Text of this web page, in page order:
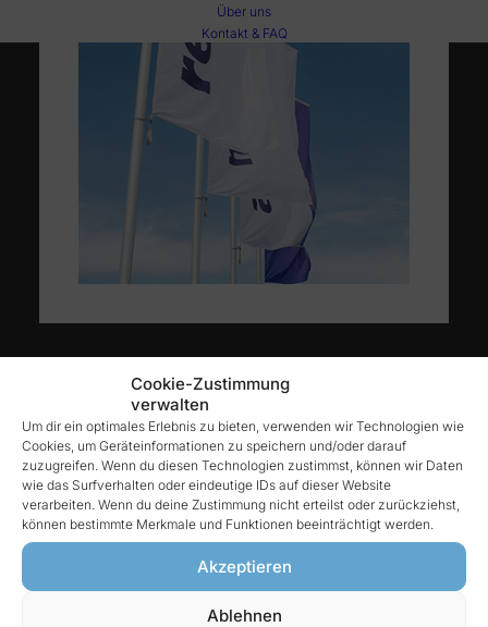
Cookie-Zustimmung
verwalten
Um dir ein optimales Erlebnis zu bieten, verwenden wir Technologien wie
Cookies, um Geräteinformationen zu speichern und/oder darauf
zuzugreifen. Wenn du diesen Technologien zustimmst, können wir Daten
wie das Surfverhalten oder eindeutige IDs auf dieser Website
verarbeiten. Wenn du deine Zustimmung nicht erteilst oder zurückziehst,
können bestimmte Merkmale und Funktionen beeinträchtigt werden.
Akzeptieren
Ablehnen
Über uns
Kontakt & FAQ
Reintex GmbH
Anhalter Str. 15
68775 Ketsch
06202-927 68 76